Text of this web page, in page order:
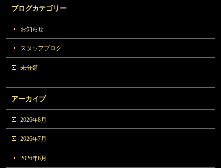
ブログカテゴリー
お知らせ
スタッフブログ
未分類
アーカイブ
2026年8月
2026年7月
2026年6月